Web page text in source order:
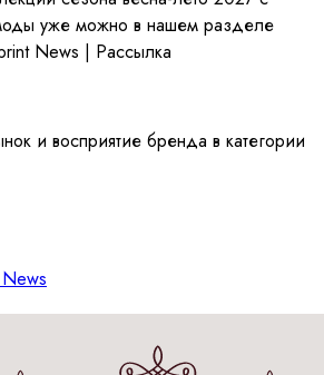
уже можно в нашем разделе
News | Рассылка
и восприятие бренда в категории